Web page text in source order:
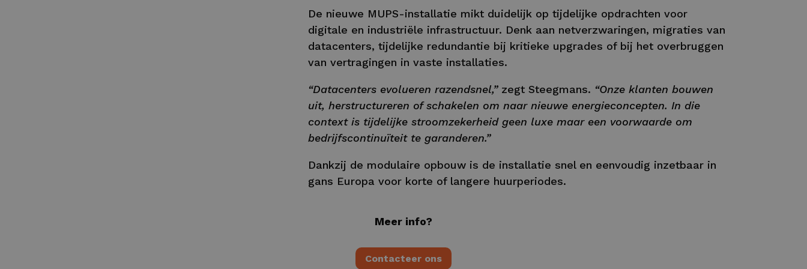
De nieuwe MUPS-installatie mikt duidelijk op tijdelijke opdrachten voor
digitale en industriële infrastructuur. Denk aan netverzwaringen, migraties van
datacenters, tijdelijke redundantie bij kritieke upgrades of bij het overbruggen
van vertragingen in vaste installaties.
“Datacenters evolueren razendsnel,”zegt Steegmans. “Onze klanten bouwen
uit, herstructureren of schakelen om naar nieuwe energieconcepten. In die
context is tijdelijke stroomzekerheid geen luxe maar een voorwaarde om
bedrijfscontinuïteit te garanderen.”
Dankzij de modulaire opbouw is de installatie snel en eenvoudig inzetbaar in
gans Europa voor korte of langere huurperiodes.
Meer info?
Contacteer ons